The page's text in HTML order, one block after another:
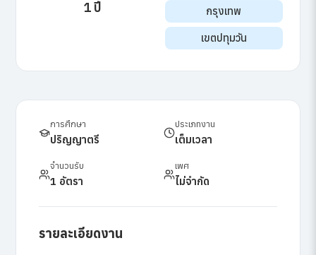
1 ปี
กรุงเทพ
เขตปทุมวัน
การศึกษา
ปริญญาตรี
ประเภทงาน
เต็มเวลา
จำนวนรับ
1 อัตรา
เพศ
ไม่จำกัด
รายละเอียดงาน